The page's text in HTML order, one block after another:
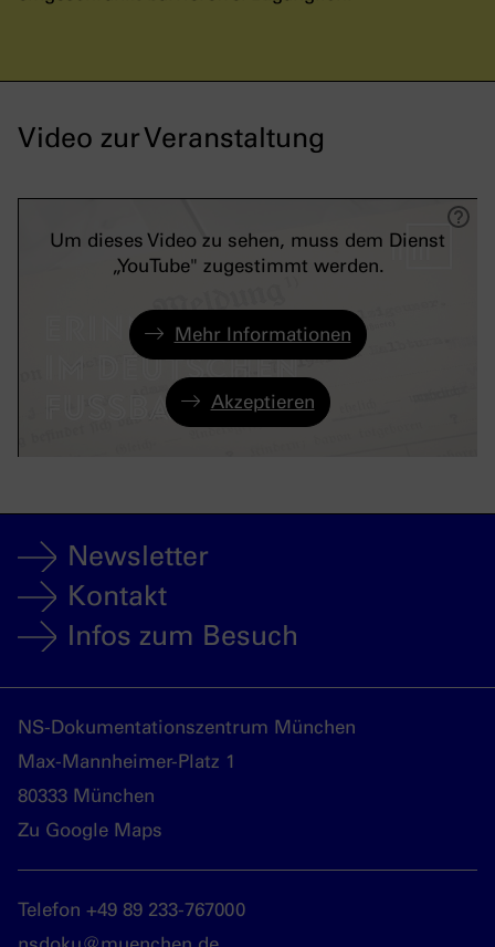
Video zur Veranstaltung
Um dieses Video zu sehen, muss dem Dienst
„YouTube" zugestimmt werden.
Mehr Informationen
Akzeptieren
Newsletter
Kontakt
Infos zum Besuch
NS-Dokumentationszentrum München
Max-Mannheimer-Platz 1
80333 München
Zu Google Maps
Telefon +49 89 233-767000